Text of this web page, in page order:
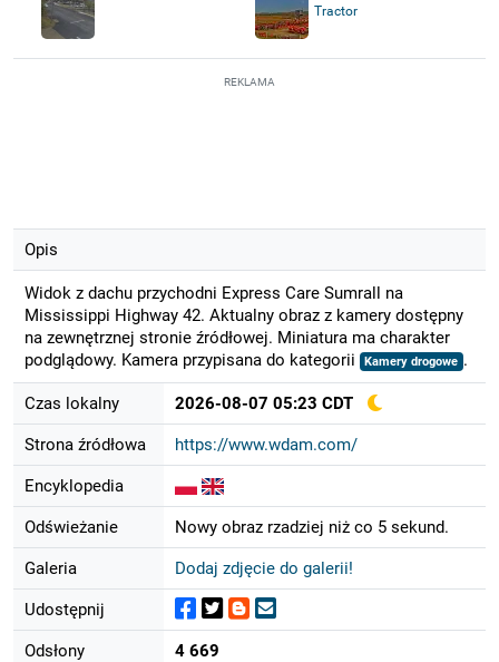
Tractor
REKLAMA
Opis
Widok z dachu przychodni Express Care Sumrall na
Mississippi Highway 42. Aktualny obraz z kamery dostępny
na zewnętrznej stronie źródłowej. Miniatura ma charakter
podglądowy. Kamera przypisana do kategorii
Kamery drogowe .
Czas lokalny 2026-08-07 05:23 CDT
Strona źródłowa https://www.wdam.com/
Encyklopedia
Odświeżanie Nowy obraz rzadziej niż co 5 sekund.
Galeria Dodaj zdjęcie do galerii!
Udostępnij
Odsłony 4 669